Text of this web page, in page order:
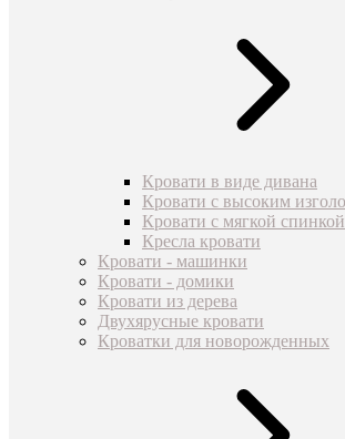
Кровати в виде дивана
Кровати с высоким
Кровати с мягкой спинкой
Кресла кровати
Кровати - машинки
Кровати - домики
Кровати из дерева
Двухярусные кровати
Кроватки для новорожденных